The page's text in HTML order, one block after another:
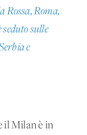
Rossa, Roma,
sulle
e
il Milan è in